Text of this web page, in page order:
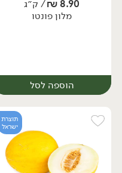
יח׳
8.90
₪/ ק״ג
מלון פונטו
הוספה לסל
תוצרת
ישראל